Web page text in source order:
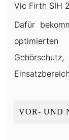
Vic Firth SIH
Dafür
VOR- UND